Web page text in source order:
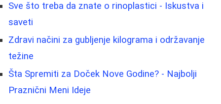
Sve što treba da znate o rinoplastici - Iskustva i
saveti
Zdravi načini za gubljenje kilograma i održavanje
težine
Šta Spremiti za Doček Nove Godine? - Najbolji
Praznični Meni Ideje